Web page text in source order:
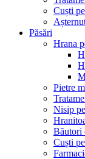
Cuști
Păsări
Hrana
Pietre
Nisip
Băutori
Cuști